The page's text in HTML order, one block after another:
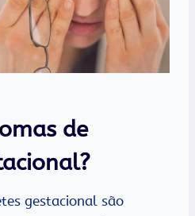
de
gestacional são